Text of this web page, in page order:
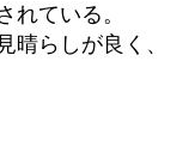
ている。
らしが良く、